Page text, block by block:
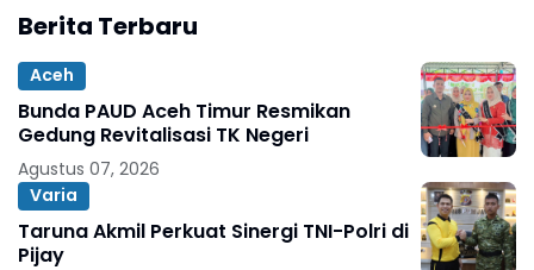
Berita Terbaru
Aceh
Bunda PAUD Aceh Timur Resmikan
Gedung Revitalisasi TK Negeri
Agustus 07, 2026
Varia
Taruna Akmil Perkuat Sinergi TNI-Polri di
Pijay